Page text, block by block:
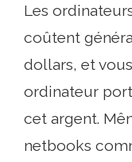
Les
coûtent
dollars, et
ordinateur
cet argent.
netbooks